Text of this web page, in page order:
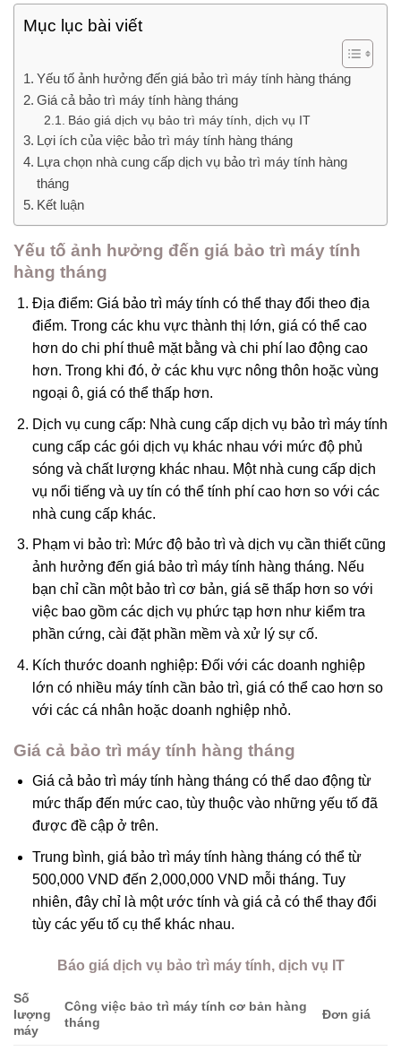
Mục lục bài viết
Yếu tố ảnh hưởng đến giá bảo trì máy tính hàng tháng
Giá cả bảo trì máy tính hàng tháng
Báo giá dịch vụ bảo trì máy tính, dịch vụ IT
Lợi ích của việc bảo trì máy tính hàng tháng
Lựa chọn nhà cung cấp dịch vụ bảo trì máy tính hàng
tháng
Kết luận
Yếu tố ảnh hưởng đến giá bảo trì máy tính
hàng tháng
Địa điểm: Giá bảo trì máy tính có thể thay đổi theo địa
điểm. Trong các khu vực thành thị lớn, giá có thể cao
hơn do chi phí thuê mặt bằng và chi phí lao động cao
hơn. Trong khi đó, ở các khu vực nông thôn hoặc vùng
ngoại ô, giá có thể thấp hơn.
Dịch vụ cung cấp: Nhà cung cấp dịch vụ bảo trì máy tính
cung cấp các gói dịch vụ khác nhau với mức độ phủ
sóng và chất lượng khác nhau. Một nhà cung cấp dịch
vụ nổi tiếng và uy tín có thể tính phí cao hơn so với các
nhà cung cấp khác.
Phạm vi bảo trì: Mức độ bảo trì và dịch vụ cần thiết cũng
ảnh hưởng đến giá bảo trì máy tính hàng tháng. Nếu
bạn chỉ cần một bảo trì cơ bản, giá sẽ thấp hơn so với
việc bao gồm các dịch vụ phức tạp hơn như kiểm tra
phần cứng, cài đặt phần mềm và xử lý sự cố.
Kích thước doanh nghiệp: Đối với các doanh nghiệp
lớn có nhiều máy tính cần bảo trì, giá có thể cao hơn so
với các cá nhân hoặc doanh nghiệp nhỏ.
Giá cả bảo trì máy tính hàng tháng
Giá cả bảo trì máy tính hàng tháng có thể dao động từ
mức thấp đến mức cao, tùy thuộc vào những yếu tố đã
được đề cập ở trên.
Trung bình, giá bảo trì máy tính hàng tháng có thể từ
500,000 VND đến 2,000,000 VND mỗi tháng. Tuy
nhiên, đây chỉ là một ước tính và giá cả có thể thay đổi
tùy các yếu tố cụ thể khác nhau.
Báo giá dịch vụ bảo trì máy tính, dịch vụ IT
Số
lượng
máy
Công việc bảo trì máy tính cơ bản hàng
tháng
Đơn giá